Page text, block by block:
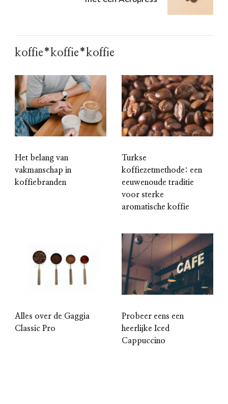
koffie*koffie*koffie
Het belang van
vakmanschap in
koffiebranden
Turkse
koffiezetmethode: een
eeuwenoude traditie
voor sterke
aromatische koffie
Alles over de Gaggia
Classic Pro
Probeer eens een
heerlijke Iced
Cappuccino